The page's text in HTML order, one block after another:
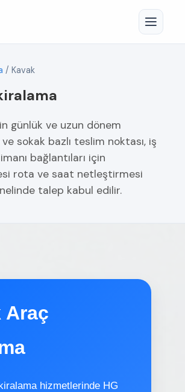
/ Kavak
günlük ve uzun dönem
sokak bazlı teslim noktası, iş
bağlantıları için
rota ve saat netleştirmesi
talep kabul edilir.
Araç
hizmetlerinde HG